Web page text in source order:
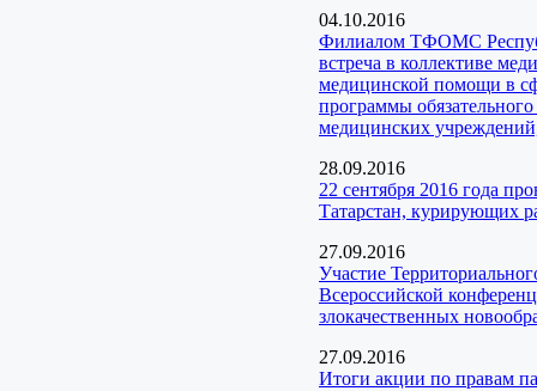
04.10.2016
Филиалом ТФОМС
встреча в коллективе
медицинской помощи в
программы
медицинских
28.09.2016
22 сентября 2016 года
Татарстан, курирующих
27.09.2016
Участие
Всероссийской
злокачественных
27.09.2016
Итоги акции по правам